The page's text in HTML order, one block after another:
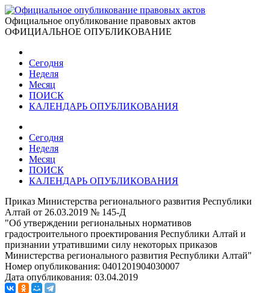
Официальное опубликование правовых актов
ОФИЦИАЛЬНОЕ ОПУБЛИКОВАНИЕ
Сегодня
Неделя
Месяц
ПОИСК
КАЛЕНДАРЬ ОПУБЛИКОВАНИЯ
Сегодня
Неделя
Месяц
ПОИСК
КАЛЕНДАРЬ ОПУБЛИКОВАНИЯ
Приказ Министерства регионального развития Республики
Алтай от 26.03.2019 № 145-Д
"Об утверждении региональных нормативов
градостроительного проектирования Республики Алтай и
признании утратившими силу некоторых приказов
Министерства регионального развития Республики Алтай"
Номер опубликования: 0401201904030007
Дата опубликования: 03.04.2019